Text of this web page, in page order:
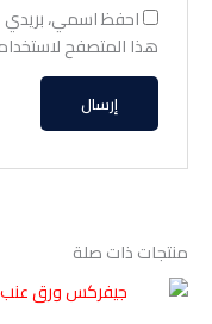
احفظ اسمي، بريدي
هذا المتصفح
منتجات ذات صلة